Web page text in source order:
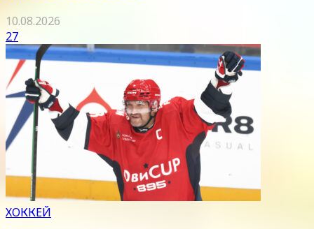
10.08.2026
27
ХОККЕЙ